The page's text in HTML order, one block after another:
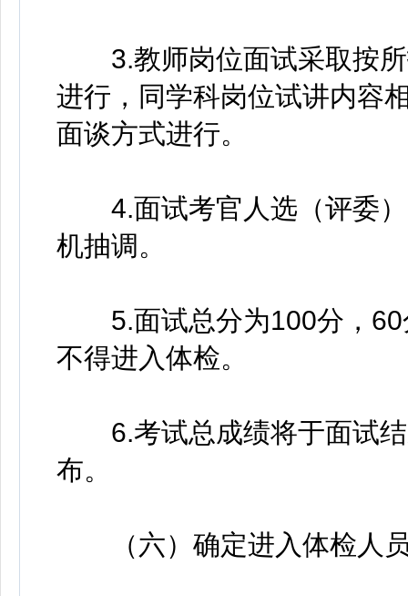
3.教师岗位面试采取按所
进行，同学科岗位试讲内容
面谈方式进行。
4.面试考官人选（评委）
机抽调。
5.面试总分为100分，60
不得进入体检。
6.考试总成绩将于面试结
布。
（六）确定进入体检人